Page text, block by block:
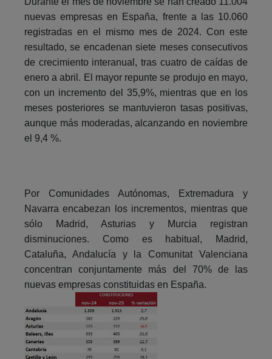
nuevas empresas en España, frente a las 10.060
registradas en el mismo mes de 2024. Con este
resultado, se encadenan siete meses consecutivos
de crecimiento interanual, tras cuatro de caídas de
enero a abril. El mayor repunte se produjo en mayo,
con un incremento del 35,9%, mientras que en los
meses posteriores se mantuvieron tasas positivas,
aunque más moderadas, alcanzando en noviembre
el 9,4 %.
Por Comunidades Autónomas, Extremadura y
Navarra encabezan los incrementos, mientras que
sólo Madrid, Asturias y Murcia registran
disminuciones. Como es habitual, Madrid,
Cataluña, Andalucía y la Comunitat Valenciana
concentran conjuntamente más del 70% de las
nuevas empresas constituidas en España.